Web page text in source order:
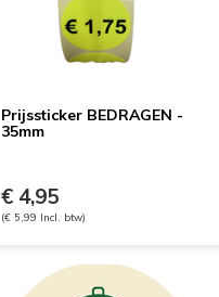
Prijssticker BEDRAGEN -
35mm
€ 4,95
(€ 5,99 Incl. btw)